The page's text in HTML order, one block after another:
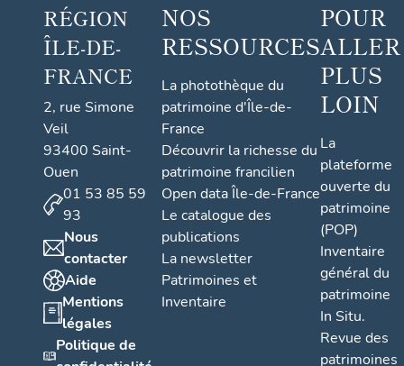
RÉGION
ÎLE-DE-
FRANCE
2, rue Simone
Veil
93400 Saint-
Ouen
01 53 85 59
93
Nous
contacter
Aide
Mentions
légales
Politique de
NOS
RESSOURCES
La photothèque du
patrimoine d'Île-de-
France
Découvrir la richesse du
patrimoine francilien
Open data Île-de-France
Le catalogue des
publications
La newsletter
Patrimoines et
Inventaire
POUR
ALLER
PLUS
LOIN
La
plateforme
ouverte du
patrimoine
(POP)
Inventaire
général du
patrimoine
In Situ.
Revue des
patrimoines